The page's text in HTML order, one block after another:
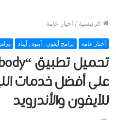
الرئيسية / أخبار عامة
أخبار عامة برامج آيفون , آيبود , آيباد
على أفضل خدمات
للآيفون والأندرويد